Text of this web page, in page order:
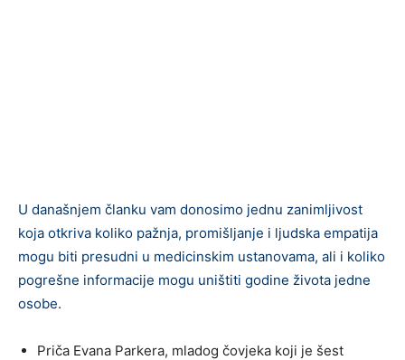
U današnjem članku vam donosimo jednu zanimljivost
koja otkriva koliko pažnja, promišljanje i ljudska empatija
mogu biti presudni u medicinskim ustanovama, ali i koliko
pogrešne informacije mogu uništiti godine života jedne
osobe.
Priča Evana Parkera, mladog čovjeka koji je šest